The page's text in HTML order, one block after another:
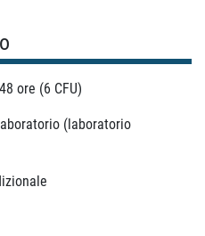
ore (6 CFU)
(laboratorio